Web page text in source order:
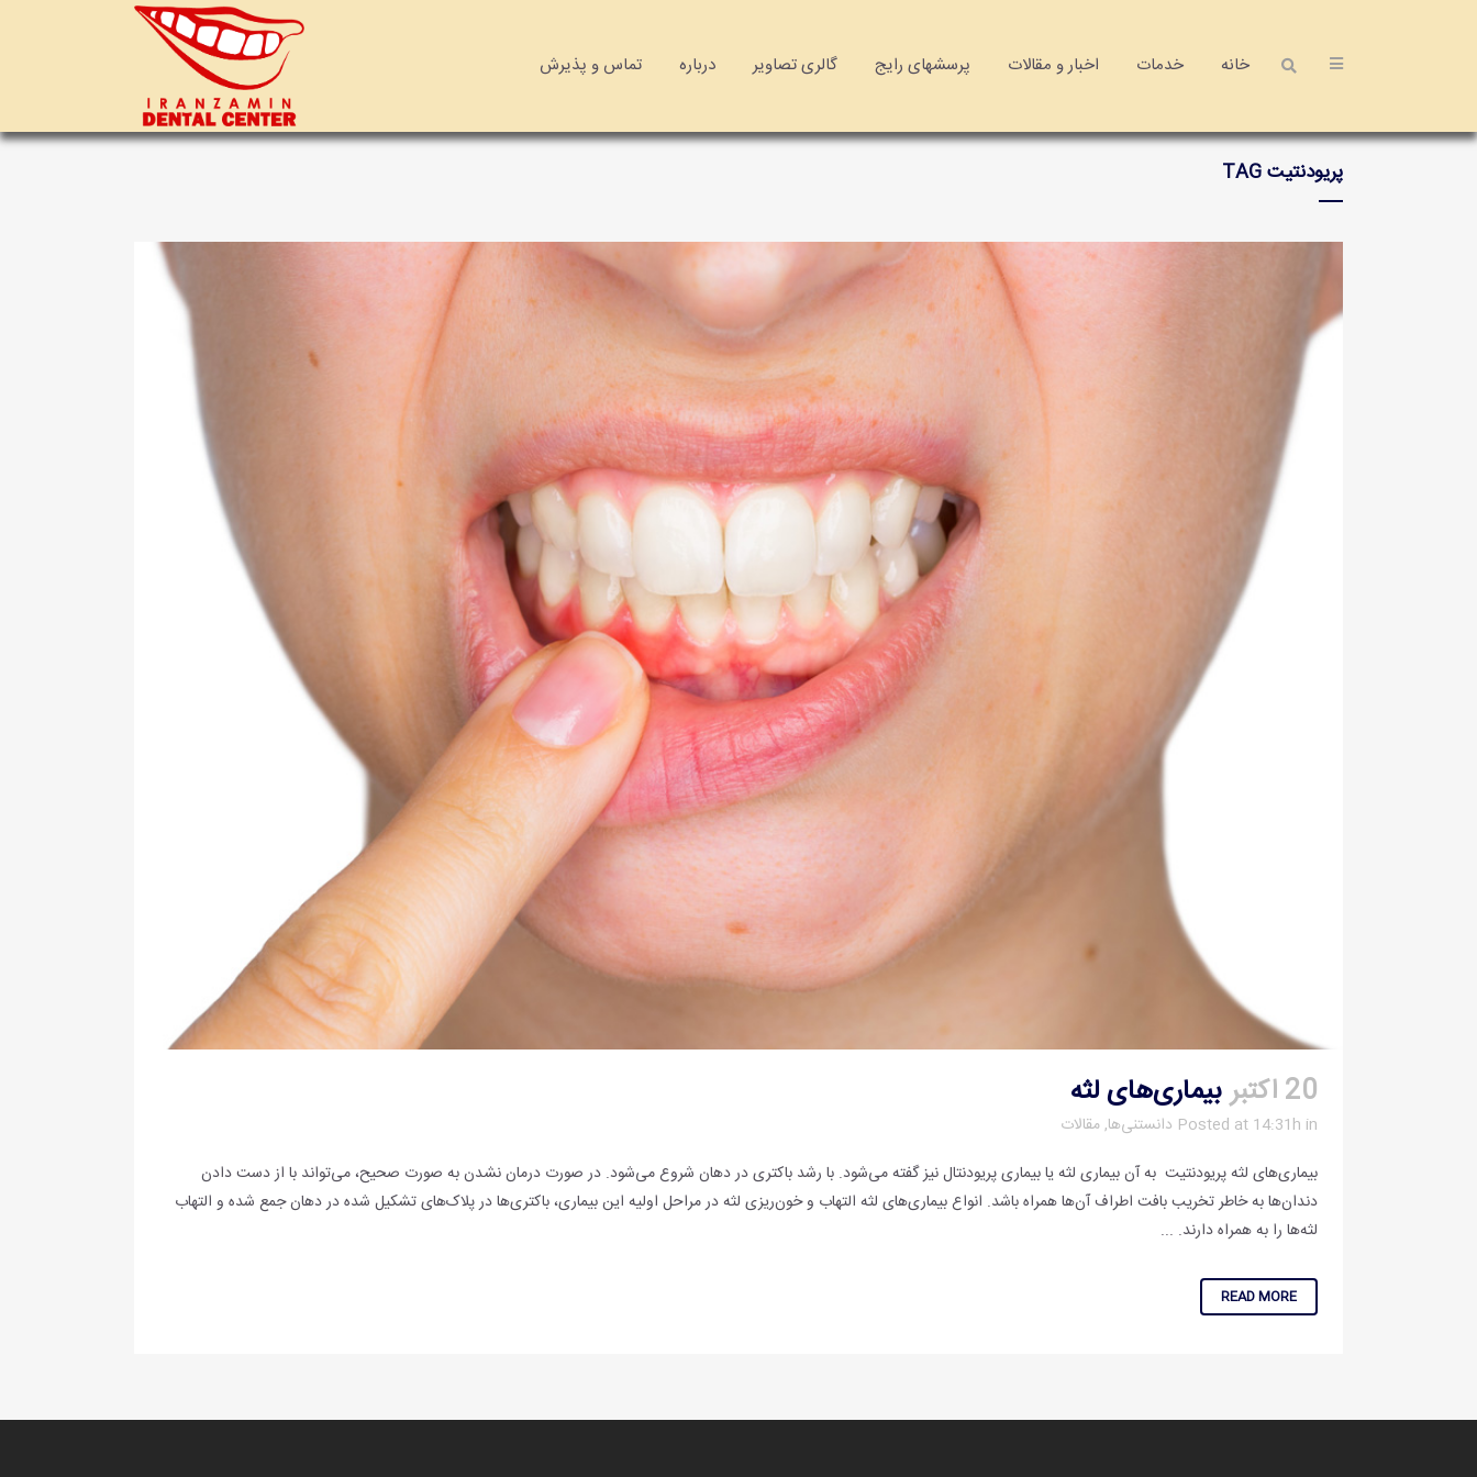
خانه خدمات اخبار و مقالات پرسشهای رایج گالری تصاویر درباره تماس و پذیرش
پریودنتیت TAG
20 اکتبر بیماری‌های لثه
Posted at 14:31h in دانستنی‌ها,مقالات
بیماری‌های لثه پریودنتیت به آن بیماری لثه یا بیماری پریودنتال نیز گفته می‌شود. با رشد باکتری در دهان شروع می‌شود. در صورت درمان نشدن به صورت صحیح، می‌تواند با از دست دادن
دندان‌ها به خاطر تخریب بافت اطراف آن‌ها همراه باشد. انواع بیماری‌های لثه التهاب و خون‌ریزی لثه در مراحل اولیه این بیماری، باکتری‌ها در پلاک‌های تشکیل شده در دهان جمع شده و التهاب
لثه‌ها را به همراه دارند. ...
READ MORE